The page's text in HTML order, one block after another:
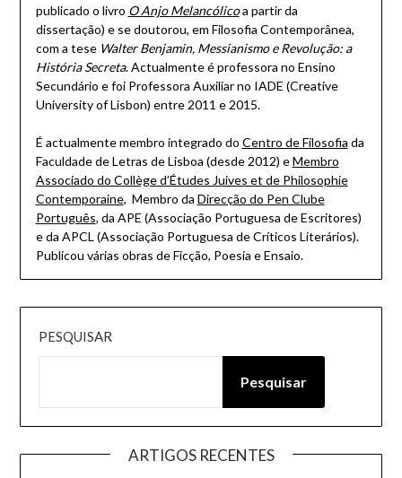
publicado o livro O Anjo Melancólico a partir da
dissertação) e se doutorou, em Filosofia Contemporânea,
com a tese Walter Benjamin, Messianismo e Revolução: a
História Secreta. Actualmente é professora no Ensino
Secundário e foi Professora Auxiliar no IADE (Creative
University of Lisbon) entre 2011 e 2015.
É actualmente membro integrado do Centro de Filosofia da
Faculdade de Letras de Lisboa (desde 2012) eMembro
Associado do Collège d’Études Juives et de Philosophie
Contemporaine, Membro da Direcção do Pen Clube
Português, da APE (Associação Portuguesa de Escritores)
e da APCL (Associação Portuguesa de Críticos Literários).
Publicou várias obras de Ficção, Poesia e Ensaio.
PESQUISAR
Pesquisar
ARTIGOS RECENTES